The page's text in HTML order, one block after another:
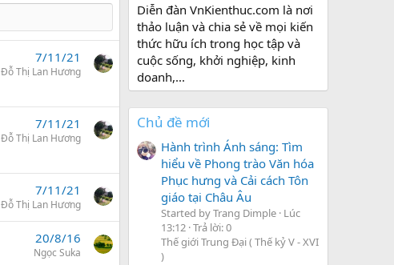
7/11/21
Đỗ Thị Lan Hương
7/11/21
Đỗ Thị Lan Hương
7/11/21
Đỗ Thị Lan Hương
20/8/16
Ngọc Suka
Diễn đàn VnKienthuc.com là nơi
thảo luận và chia sẻ về mọi kiến
thức hữu ích trong học tập và
cuộc sống, khởi nghiệp, kinh
doanh,...
Chủ đề mới
Hành trình Ánh sáng: Tìm
hiểu về Phong trào Văn hóa
Phục hưng và Cải cách Tôn
giáo tại Châu Âu
Started by Trang Dimple Lúc
13:12 Trả lời: 0
Thế giới Trung Đại ( Thế kỷ V - XVI
)